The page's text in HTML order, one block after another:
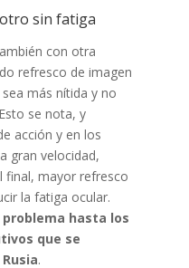
sin fatiga
con otra
refresco de imagen
más nítida y no
se nota, y
acción y en los
gran velocidad,
final, mayor refresco
la fatiga ocular.
hasta los
que se
.